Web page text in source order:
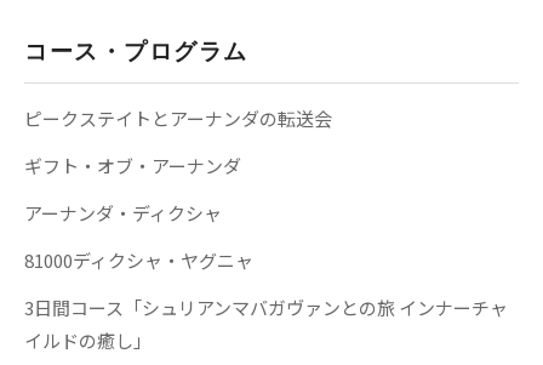
コース・プログラム
ピークステイトとアーナンダの転送会
ギフト・オブ・アーナンダ
アーナンダ・ディクシャ
81000ディクシャ・ヤグニャ
3日間コース「シュリアンマバガヴァンとの旅 インナーチャ
イルドの癒し」